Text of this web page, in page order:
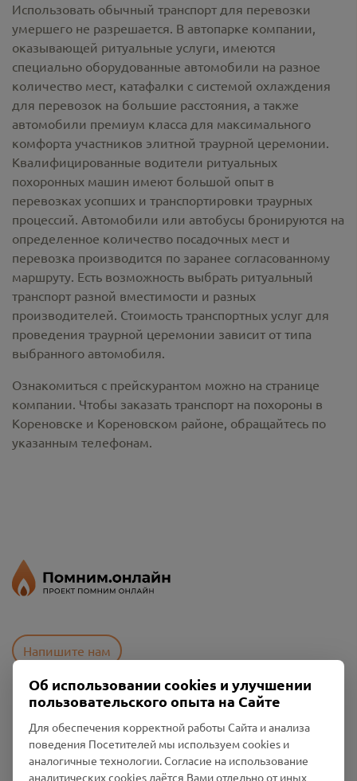
Использовать обычный транспорт для перевозки
умершего не разрешается. В автопарке компании,
оказывающей ритуальные услуги, имеются
специально оборудованные автомобили на разное
количество мест, катафалки с системой охлаждения
для перевозок на большие расстояния, а также
автомобили премиум класса для максимального
комфорта участников элитной траурной церемонии.
Квалифицированные водители ритуальных
похоронных машин имеют большой опыт в
перевозках усопших и транспортировки траурных
процессий. Автомобили или автобусы бронируются на
определенное количество посадочных мест и
перевозка производится по заранее согласованному
маршруту. Есть возможность выбрать ритуальный
транспорт разной вместимости и разных
производителей. Стоимость транспортных услуг для
проведения траурной церемонии зависит от типа
выбранного автомобиля.
Ознакомиться с прейскурантом можно на странице
компании. Чтобы заказать транспорт на похороны в
Кореновске и Кореновском районе, обращайтесь по
указанным телефонам.
Напишите нам
Политика конфиденциальности
Промо-материалы
Об использовании cookies и улучшении
пользовательского опыта на Сайте
Для обеспечения корректной работы Сайта и анализа
поведения Посетителей мы используем cookies и
аналогичные технологии. Согласие на использование
аналитических cookies даётся Вами отдельно от иных